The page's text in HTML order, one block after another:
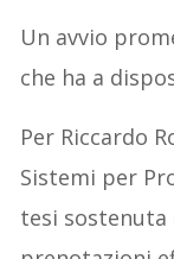
Un avvio
che ha a
Per Riccardo
Sistemi per
tesi sostenuta